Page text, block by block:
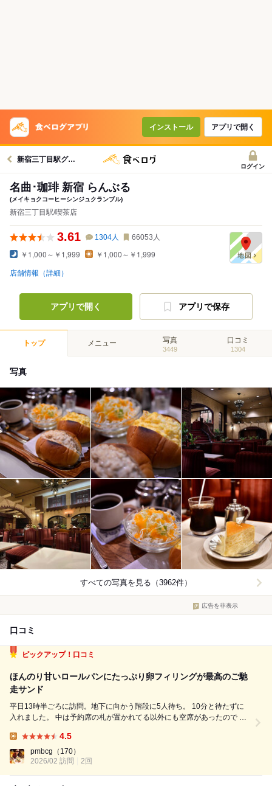
インストール アプリで開く
新宿三丁目駅グルメへ
ログイン
名曲･珈琲 新宿 らんぶる
(メイキョクコーヒーシンジュクランブル)
新宿三丁目駅/喫茶店
3.61 1304人 66053 人
￥1,000～￥1,999 ￥1,000～￥1,999
店舗情報（詳細）
アプリで開く アプリで保存
トップ メニュー 写真
3449
口コミ
1304
写真
すべての写真を見る（3962件）
広告を非表示
口コミ
ピックアップ！口コミ
ほんのり甘いロールパンにたっぷり卵フィリングが最高のご馳
走サンド
平日13時半ごろに訪問。地下に向かう階段に5人待ち。 10分と待たずに
入れました。 中は予約席の札が置かれてる以外にも空席があったので 平
1500円 食事は平日限定なので、なかなか機会がなかったのですが、 念願
かなっ...
4.5
pmbcg （170）
2026/02 訪問
2回